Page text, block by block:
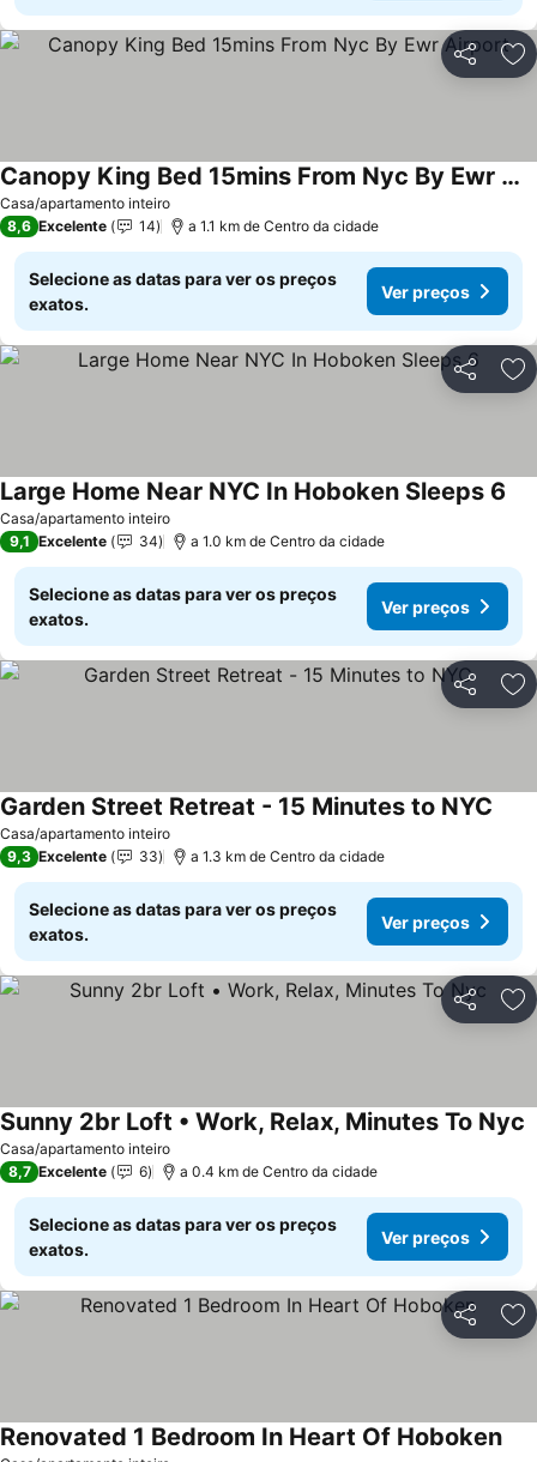
Partilhar
Casa/apartamento inteiro
Canopy King Bed 15mins From Nyc By Ewr Airport
8,6 Excelente 14 a 1.1 km de Centro da cidade
Selecione as datas para ver os preços
exatos.
Ver preços
Partilhar
Casa/apartamento inteiro
Large Home Near NYC In Hoboken Sleeps 6
9,1 Excelente 34 a 1.0 km de Centro da cidade
Selecione as datas para ver os preços
exatos.
Ver preços
Partilhar
Casa/apartamento inteiro
Garden Street Retreat - 15 Minutes to NYC
9,3 Excelente 33 a 1.3 km de Centro da cidade
Selecione as datas para ver os preços
exatos.
Ver preços
Partilhar
Casa/apartamento inteiro
Sunny 2br Loft • Work, Relax, Minutes To Nyc
8,7 Excelente 6 a 0.4 km de Centro da cidade
Selecione as datas para ver os preços
exatos.
Ver preços
Partilhar
Renovated 1 Bedroom In Heart Of Hoboken